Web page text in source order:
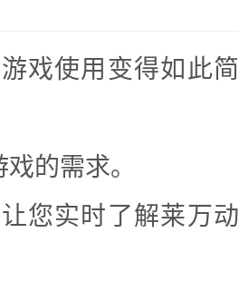
戏使用变得如此简
的需求。
您实时了解莱万动